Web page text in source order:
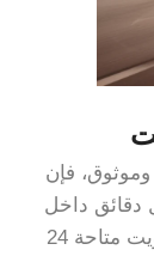
فإن
دقائق داخل
جميع مناطق العاصمة. خدمة تاكسي الكويت متاحة 24